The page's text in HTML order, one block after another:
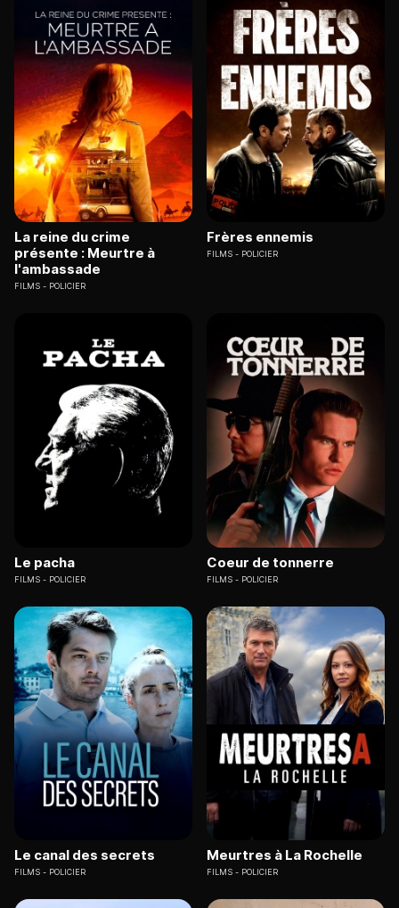
La reine du crime
présente : Meurtre à
l'ambassade
FILMS POLICIER
Frères ennemis
FILMS POLICIER
Le pacha
FILMS POLICIER
Coeur de tonnerre
FILMS POLICIER
Le canal des secrets
FILMS POLICIER
Meurtres à La Rochelle
FILMS POLICIER